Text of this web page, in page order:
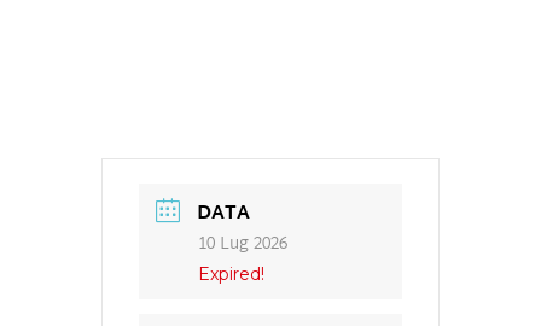
DATA
10 Lug 2026
Expired!